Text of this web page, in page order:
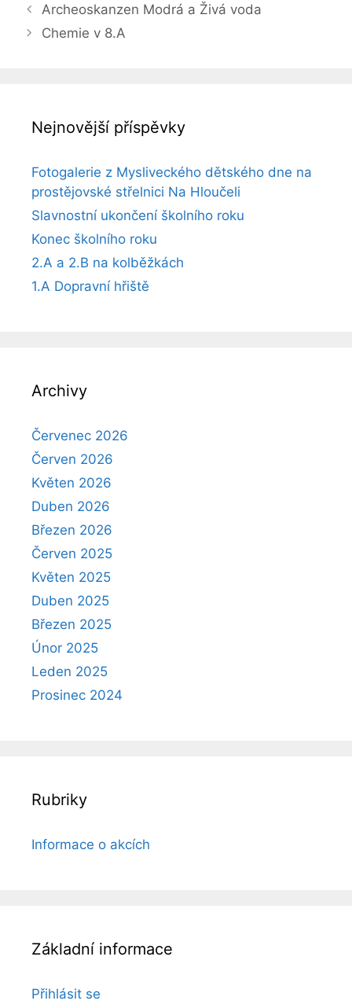
Archeoskanzen Modrá a Živá voda
Chemie v 8.A
Nejnovější příspěvky
Fotogalerie z Mysliveckého dětského dne na
prostějovské střelnici Na Hloučeli
Slavnostní ukončení školního roku
Konec školního roku
2.A a 2.B na kolběžkách
1.A Dopravní hřiště
Archivy
Červenec 2026
Červen 2026
Květen 2026
Duben 2026
Březen 2026
Červen 2025
Květen 2025
Duben 2025
Březen 2025
Únor 2025
Leden 2025
Prosinec 2024
Rubriky
Informace o akcích
Základní informace
Přihlásit se